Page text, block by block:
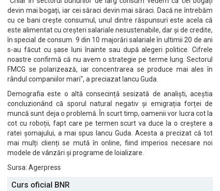
devin mai bogați, iar cei săraci devin mai săraci. Dacă ne întrebăm
cu ce bani crește consumul, unul dintre răspunsuri este acela că
este alimentat cu creșteri salariale nesustenabile, dar și de credite,
în special de consum. 9 din 10 majorări salariale în ultimii 20 de ani
s-au făcut cu șase luni înainte sau după alegeri politice. Cifrele
noastre confirmă că nu avem o strategie pe terme lung. Sectorul
FMCG se polarizează, iar concentrarea se produce mai ales în
rândul companiilor mari", a preciazat Iancu Guda.
Demografia este o altă consecință sesizată de analiști, aceștia
concluzionând că sporul natural negativ și emigrația forței de
muncă sunt deja o problemă. În scurt timp, oamenii vor lucra cot la
cot cu roboții, fapt care pe termen scurt va duce la o creștere a
ratei șomajului, a mai spus Iancu Guda. Acesta a precizat că tot
mai mulți clienți se mută în online, fiind imperios necesare noi
modele de vânzări și programe de loializare.
Sursa: Agerpress
Curs oficial BNR